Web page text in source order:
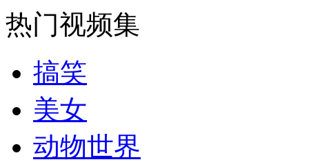
消防员救轻生者 花炮节热闹非凡
纽约上演“枕头大战”
司机酒驾遇交警 急速倒车逃窜
热门视频集
搞笑
美女
动物世界